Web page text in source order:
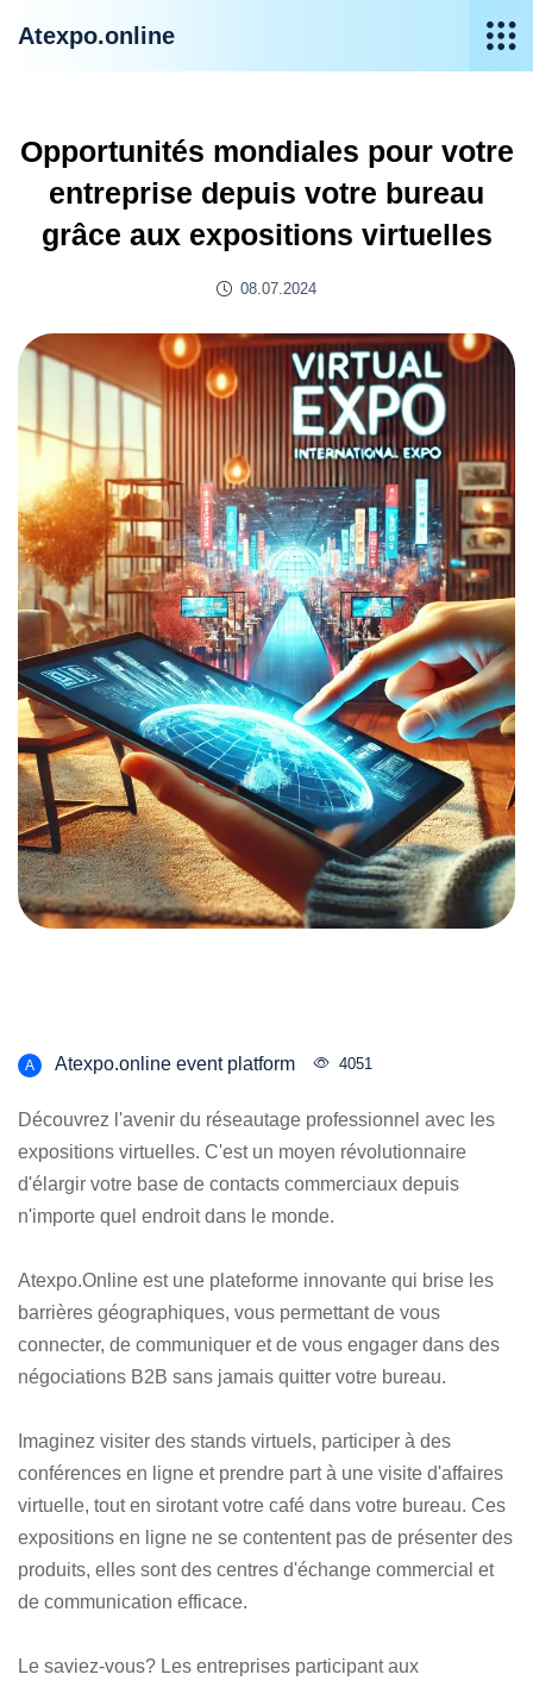
Atexpo.online
Opportunités mondiales pour votre
entreprise depuis votre bureau
grâce aux expositions virtuelles
08.07.2024
A Atexpo.online event platform 4051
Découvrez l'avenir du réseautage professionnel avec les
expositions virtuelles. C'est un moyen révolutionnaire
d'élargir votre base de contacts commerciaux depuis
n'importe quel endroit dans le monde.
Atexpo.Online est une plateforme innovante qui brise les
barrières géographiques, vous permettant de vous
connecter, de communiquer et de vous engager dans des
négociations B2B sans jamais quitter votre bureau.
Imaginez visiter des stands virtuels, participer à des
conférences en ligne et prendre part à une visite d'affaires
virtuelle, tout en sirotant votre café dans votre bureau. Ces
expositions en ligne ne se contentent pas de présenter des
produits, elles sont des centres d'échange commercial et
de communication efficace.
Le saviez-vous? Les entreprises participant aux